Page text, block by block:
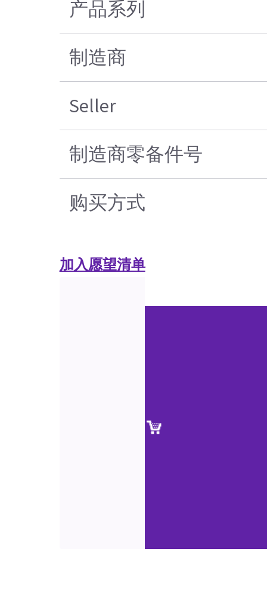
产品系列
制造商
Seller
制造商零备件号
购买方式
加入愿望清单